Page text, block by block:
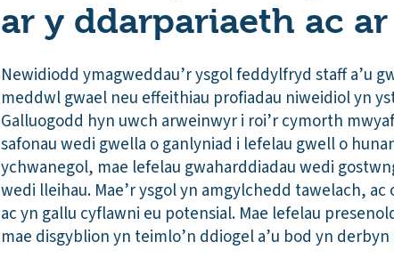
ar y ddarpariaeth ac
Newidiodd ymagweddau’r ysgol feddylfryd staff a’u
meddwl gwael neu effeithiau profiadau niweidiol yn
Galluogodd hyn uwch arweinwyr i roi’r cymorth
safonau wedi gwella o ganlyniad i lefelau gwell o
ychwanegol, mae lefelau gwaharddiadau wedi
wedi lleihau. Mae’r ysgol yn amgylchedd tawelach,
ac yn gallu cyflawni eu potensial. Mae lefelau
mae disgyblion yn teimlo’n ddiogel a’u bod yn